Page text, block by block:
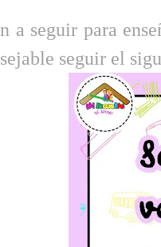
a seguir para
seguir el